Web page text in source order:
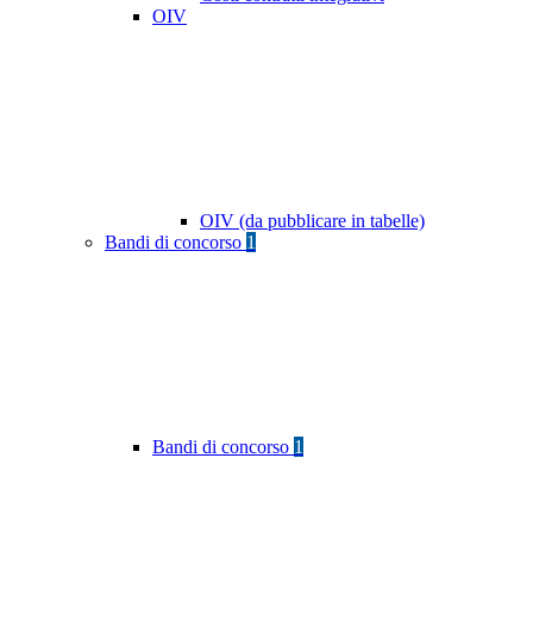
OIV
OIV (da pubblicare in tabelle)
Bandi di concorso 1
Bandi di concorso 1